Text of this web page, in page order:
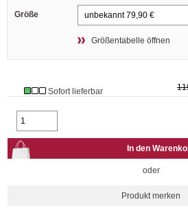
Größe
Größentabelle öffnen
Sofort lieferbar
oder